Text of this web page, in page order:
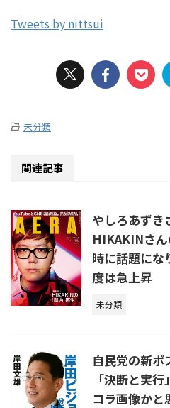
Tweets by nittsui
-未分類
関連記事
やしろあずき
HIKAKINさ
時に話題にな
度は急上昇
未分類
自民党の新ポ
「決断と実
コラ画像かと